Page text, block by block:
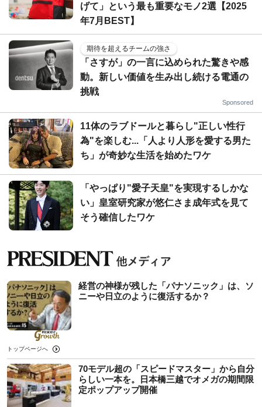
げて」という最も重要なモノ2選【2025
年7月BEST】
期待を超えるチームの強さ
「さすが」の一言に込められた驚きや感
動。新しい価値を生み出し続ける電通の
挑戦
Sponsored
11体のラブドールと暮らし"正しい性行
為"を楽しむ...「人より人形を愛する男た
ち」が奇妙な生活を始めたワケ
「やっぱり"愛子天皇"を実現するしかな
い」皇室研究家が悠仁さま成年式を見て
そう確信したワケ
経営の神様が残した「パナソニック」は、ソ
ニーや日立のように復活するか？
トップページへ
70モデル超の「スピードマスター」から自分
らしい一本を。日本橋三越でオメガの期間限
定ポップアップ開催